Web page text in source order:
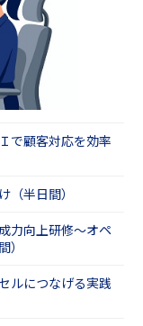
で顧客対応を効率
半日間）
力向上研修～オペ
ルにつなげる実践